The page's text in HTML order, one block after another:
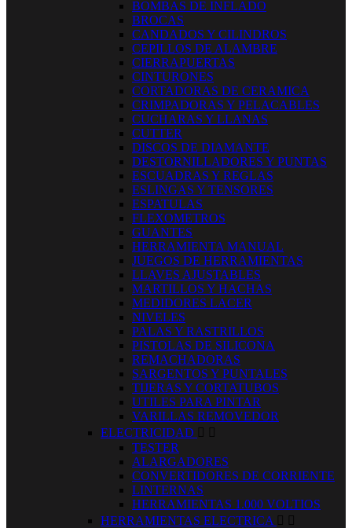
BOMBAS DE INFLADO
BROCAS
CANDADOS Y CILINDROS
CEPILLOS DE ALAMBRE
CIERRAPUERTAS
CINTURONES
CORTADORAS DE CERAMICA
CRIMPADORAS Y PELACABLES
CUCHARAS Y LLANAS
CUTTER
DISCOS DE DIAMANTE
DESTORNILLADORES Y PUNTAS
ESCUADRAS Y REGLAS
ESLINGAS Y TENSORES
ESPATULAS
FLEXOMETROS
GUANTES
HERRAMIENTA MANUAL
JUEGOS DE HERRAMIENTAS
LLAVES AJUSTABLES
MARTILLOS Y HACHAS
MEDIDORES LACER
NIVELES
PALAS Y RASTRILLOS
PISTOLAS DE SILICONA
REMACHADORAS
SARGENTOS Y PUNTALES
TIJERAS Y CORTATUBOS
UTILES PARA PINTAR
VARILLAS REMOVEDOR
ELECTRICIDAD  
TESTER
ALARGADORES
CONVERTIDORES DE CORRIENTE
LINTERNAS
HERRAMIENTAS 1.000 VOLTIOS
HERRAMIENTAS ELECTRICA  